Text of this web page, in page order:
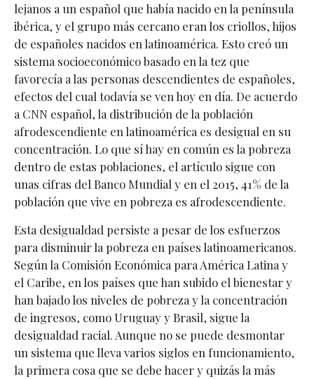
lejanos a un español que había nacido en la península
ibérica, y el grupo más cercano eran los criollos, hijos
de españoles nacidos en latinoamérica. Esto creó un
sistema socioeconómico basado en la tez que
favorecía a las personas descendientes de españoles,
efectos del cual todavía se ven hoy en día. De acuerdo
a CNN español, la distribución de la población
afrodescendiente en latinoamérica es desigual en su
concentración. Lo que sí hay en común es la pobreza
dentro de estas poblaciones, el artículo sigue con
unas cifras del Banco Mundial y en el 2015, 41% de la
población que vive en pobreza es afrodescendiente.
Esta desigualdad persiste a pesar de los esfuerzos
para disminuir la pobreza en países latinoamericanos.
Según la Comisión Económica para América Latina y
el Caribe, en los países que han subido el bienestar y
han bajado los niveles de pobreza y la concentración
de ingresos, como Uruguay y Brasil, sigue la
desigualdad racial. Aunque no se puede desmontar
un sistema que lleva varios siglos en funcionamiento,
la primera cosa que se debe hacer y quizás la más